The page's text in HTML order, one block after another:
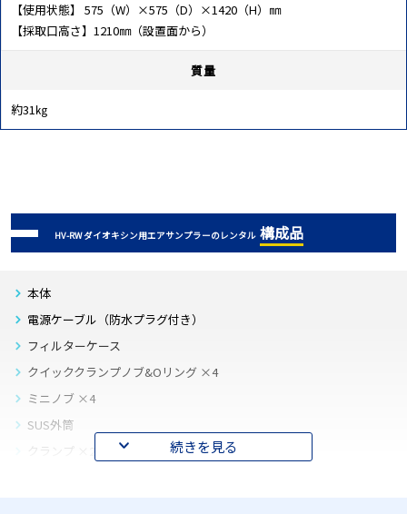
【使用状態】 575（W）×575（D）×1420（H）㎜
【採取口高さ】1210㎜（設置面から）
質量
約31㎏
HV-RW ダイオキシン用エアサンプラーのレンタル 構成品
本体
電源ケーブル（防水プラグ付き）
フィルターケース
クイッククランプノブ&Oリング ×4
ミニノブ ×4
SUS外筒
クランプ ×2
続きを見る